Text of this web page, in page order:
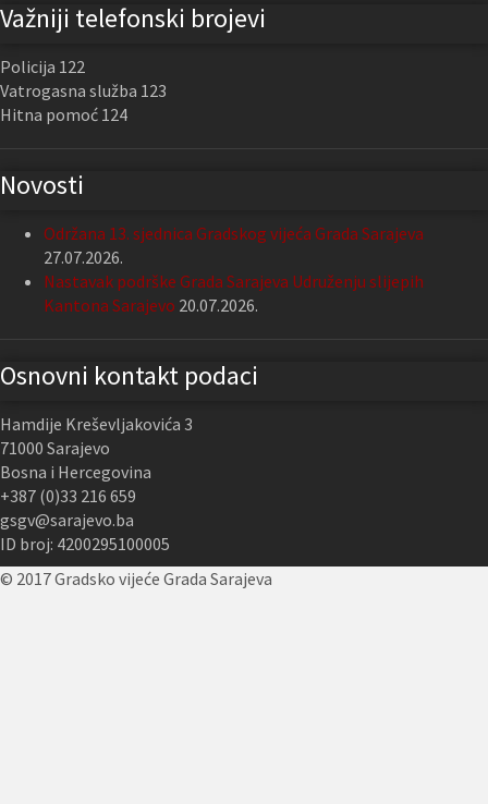
Važniji telefonski brojevi
Policija 122
Vatrogasna služba 123
Hitna pomoć 124
Novosti
Održana 13. sjednica Gradskog vijeća Grada Sarajeva
27.07.2026.
Nastavak podrške Grada Sarajeva Udruženju slijepih
Kantona Sarajevo 20.07.2026.
Osnovni kontakt podaci
Hamdije Kreševljakovića 3
71000 Sarajevo
Bosna i Hercegovina
+387 (0)33 216 659
gsgv@sarajevo.ba
ID broj: 4200295100005
© 2017 Gradsko vijeće Grada Sarajeva